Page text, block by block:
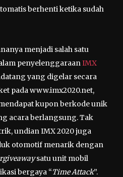
berhenti ketika sudah
menjadi salah satu
penyelenggaraan IMX
yang digelar secara
pada www.imx2020.net,
kupon berkode unik
acara berlangsung. Tak
undian IMX 2020 juga
otomotif menarik dengan
satu unit mobil
bergaya “Time Attack”.